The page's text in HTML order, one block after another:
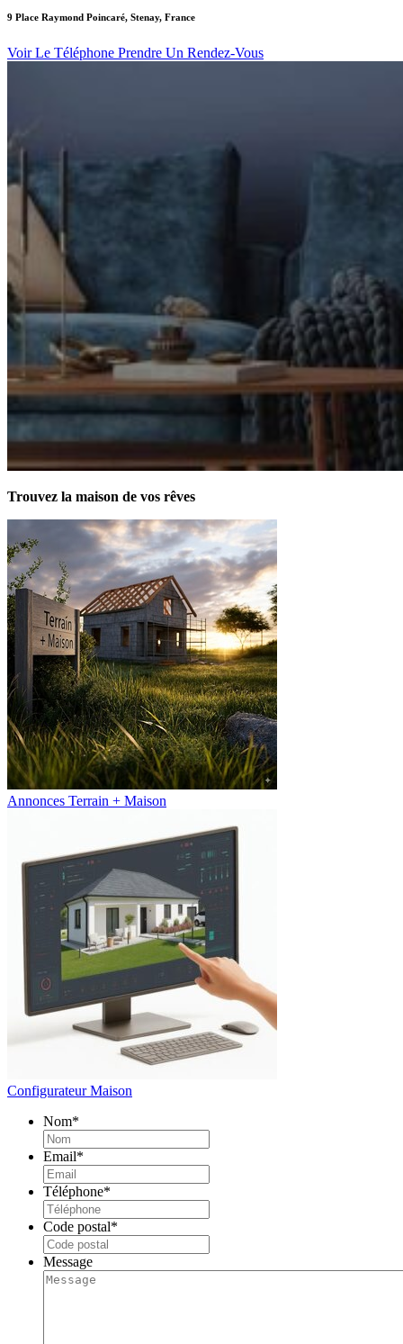
9 Place Raymond Poincaré, Stenay, France
Voir Le Téléphone Prendre Un Rendez-Vous
Trouvez la maison de vos rêves
Annonces Terrain + Maison
Configurateur Maison
Nom*
Email*
Téléphone*
Code postal*
Message